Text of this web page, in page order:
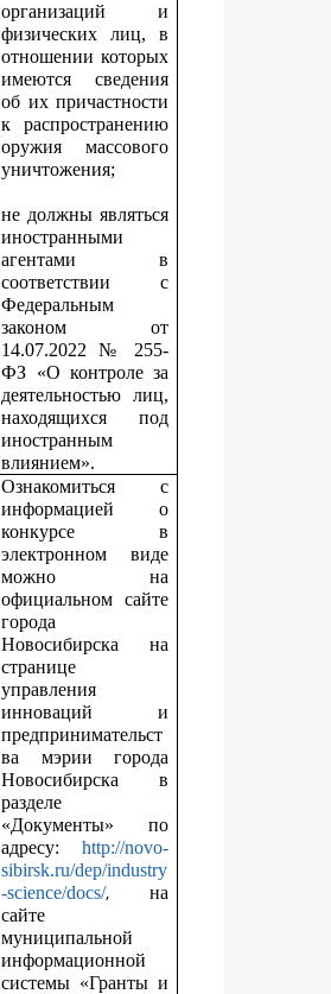
организаций и
физических лиц, в
отношении которых
имеются сведения
об их причастности
к распространению
оружия массового
уничтожения;
не должны являться
иностранными
агентами в
соответствии с
Федеральным
законом от
14.07.2022 № 255-
ФЗ «О контроле за
деятельностью лиц,
находящихся под
иностранным
влиянием».
Ознакомиться с
информацией о
конкурсе в
электронном виде
можно на
официальном сайте
города
Новосибирска на
странице
управления
инноваций и
предпринимательст
ва мэрии города
Новосибирска в
разделе
«Документы» по
адресу:http://novo-
sibirsk.ru/dep/industry
-science/docs/,на
сайте
муниципальной
информационной
системы «Гранты и